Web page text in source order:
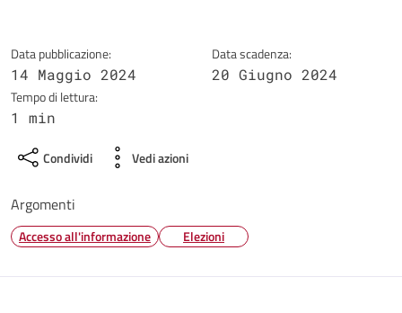
Data pubblicazione:
14 Maggio 2024
Data scadenza:
20 Giugno 2024
Tempo di lettura:
1 min
Condividi Vedi azioni
Argomenti
Accesso all'informazione Elezioni